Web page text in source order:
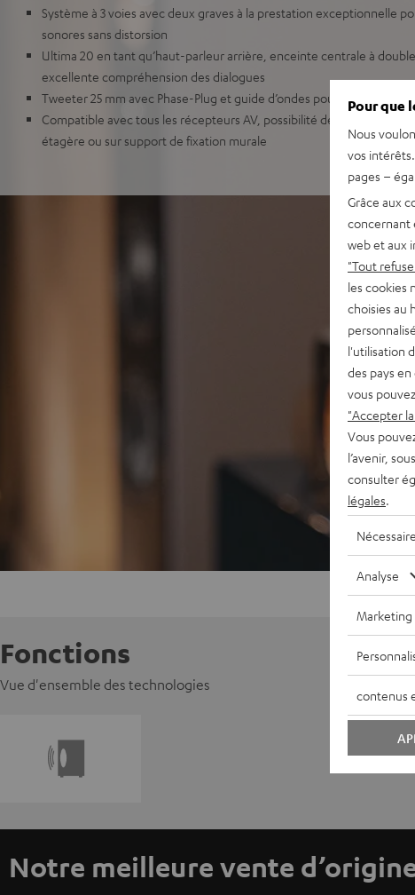
Système à 3 voies avec deux graves à la prestation exceptionnelle
sonores sans distorsion
Ultima 20 en tant qu’haut-parleur arrière, enceinte centrale à
excellente compréhension des dialogues
Tweeter 25 mm avec Phase-Plug et guide d’ondes pour une image
Compatible avec tous les récepteurs AV, possibilité de disposition
étagère ou sur support de fixation murale
Fonctions
Vue d'ensemble des technologies
Notre meilleure vente
Pour que
Nous
vos
pages –
Grâce aux
concernant
web et aux
"Tout
les cookies
choisies au
l'utilisation
des pays
vous
"Accepter
Vous
l’avenir,
consulter
légales
Nécessaire
Analyse
Marketing
contenus